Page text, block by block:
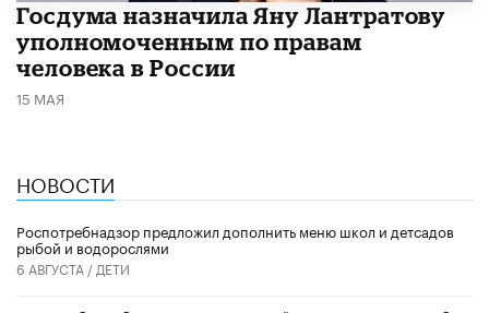
Госдума назначила Яну Лантратову
уполномоченным по правам
человека в России
15 МАЯ
НОВОСТИ
Роспотребнадзор предложил дополнить меню школ и детсадов
рыбой и водорослями
6 АВГУСТА / ДЕТИ